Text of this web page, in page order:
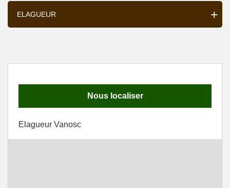
ELAGUEUR
Nous localiser
Elagueur Vanosc